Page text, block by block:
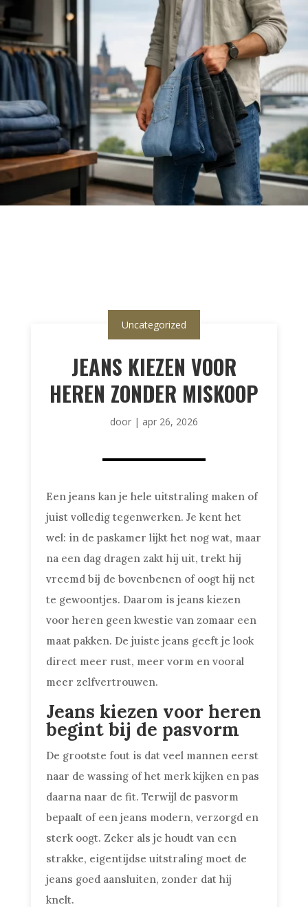
Uncategorized
JEANS KIEZEN VOOR
HEREN ZONDER MISKOOP
door | apr 26, 2026
Een jeans kan je hele uitstraling maken of
juist volledig tegenwerken. Je kent het
wel: in de paskamer lijkt het nog wat, maar
na een dag dragen zakt hij uit, trekt hij
vreemd bij de bovenbenen of oogt hij net
te gewoontjes. Daarom is jeans kiezen
voor heren geen kwestie van zomaar een
maat pakken. De juiste jeans geeft je look
direct meer rust, meer vorm en vooral
meer zelfvertrouwen.
Jeans kiezen voor heren
begint bij de pasvorm
De grootste fout is dat veel mannen eerst
naar de wassing of het merk kijken en pas
daarna naar de fit. Terwijl de pasvorm
bepaalt of een jeans modern, verzorgd en
sterk oogt. Zeker als je houdt van een
strakke, eigentijdse uitstraling moet de
jeans goed aansluiten, zonder dat hij
knelt.